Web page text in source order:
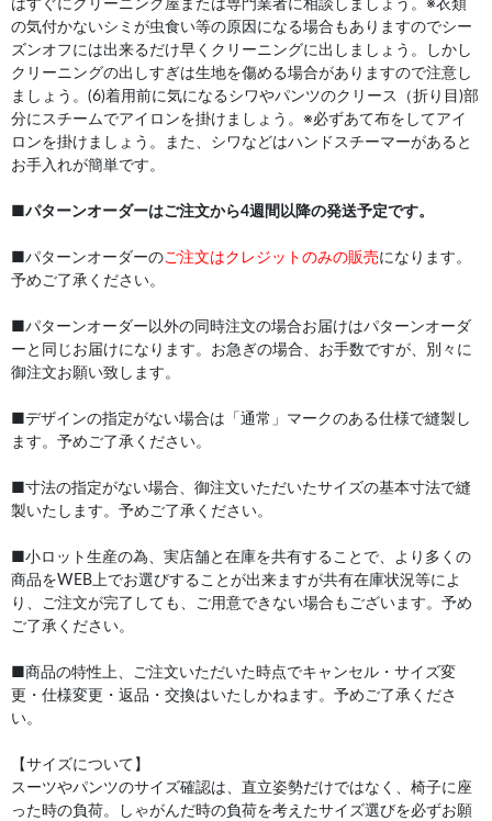
はすぐにクリーニング屋または専門業者に相談しましょう。※衣類
の気付かないシミが虫食い等の原因になる場合もありますのでシー
ズンオフには出来るだけ早くクリーニングに出しましょう。しかし
クリーニングの出しすぎは生地を傷める場合がありますので注意し
ましょう。(6)着用前に気になるシワやパンツのクリース（折り目)部
分にスチームでアイロンを掛けましょう。※必ずあて布をしてアイ
ロンを掛けましょう。また、シワなどはハンドスチーマーがあると
お手入れが簡単です。
パターンオーダーはご注文から4週間以降の発送予定です。
■パターンオーダーのご注文はクレジットのみの販売になります。
予めご了承ください。
■パターンオーダー以外の同時注文の場合お届けはパターンオーダ
ーと同じお届けになります。お急ぎの場合、お手数ですが、別々に
御注文お願い致します。
■デザインの指定がない場合は「通常」マークのある仕様で縫製し
ます。予めご了承ください。
■寸法の指定がない場合、御注文いただいたサイズの基本寸法で縫
製いたします。予めご了承ください。
■小ロット生産の為、実店舗と在庫を共有することで、より多くの
商品をWEB上でお選びすることが出来ますが共有在庫状況等によ
り、ご注文が完了しても、ご用意できない場合もございます。予め
ご了承ください。
■商品の特性上、ご注文いただいた時点でキャンセル・サイズ変
更・仕様変更・返品・交換はいたしかねます。予めご了承くださ
い。
【サイズについて】
スーツやパンツのサイズ確認は、直立姿勢だけではなく、椅子に座
った時の負荷。しゃがんだ時の負荷を考えたサイズ選びを必ずお願